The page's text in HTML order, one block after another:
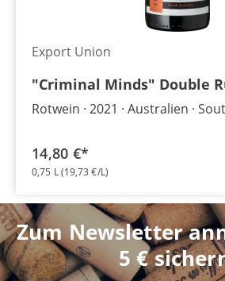
Export Union
"Criminal Minds" Double
Rotwein 2021 Australien
14,80 €*
0,75 L(19,73 €/L)
Zum Newsletter
5 €